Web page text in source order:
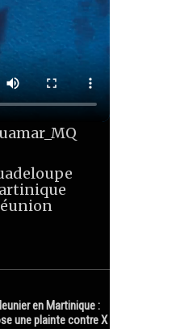
en Martinique :
une plainte contre X